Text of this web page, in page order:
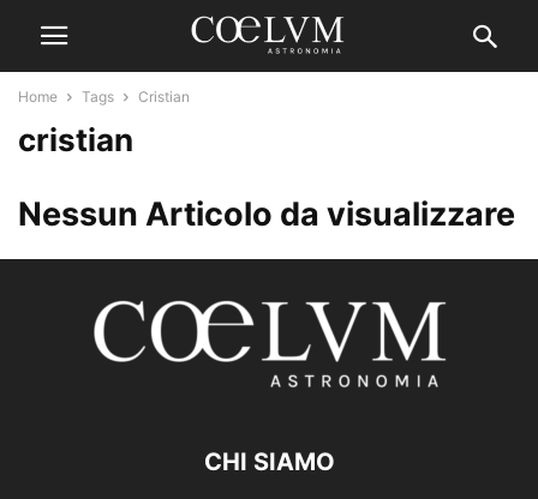
Home Tags Cristian
cristian
Nessun Articolo da visualizzare
CHI SIAMO